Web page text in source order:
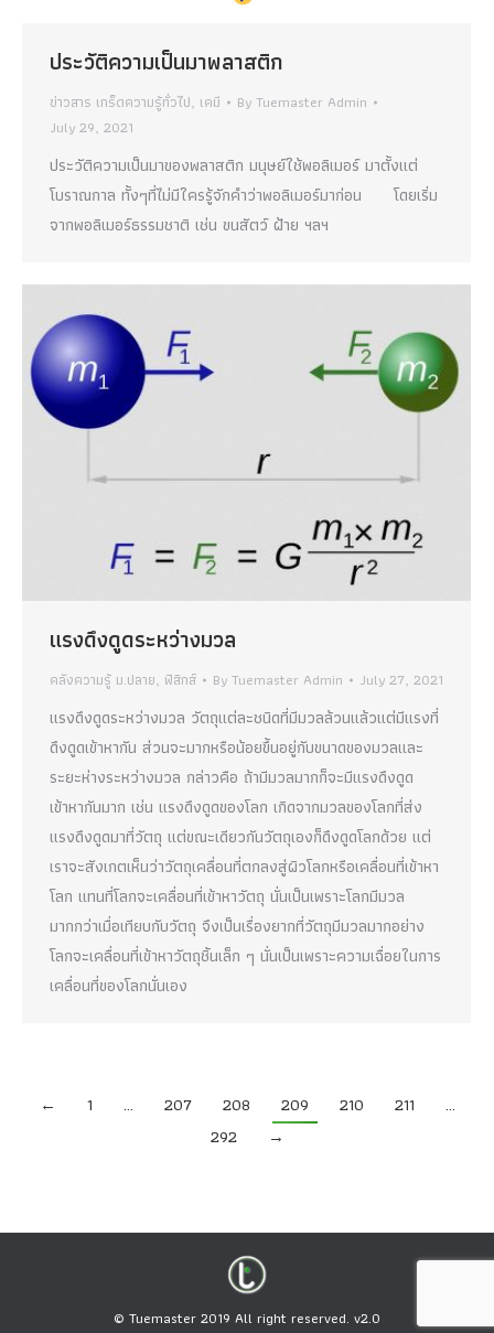
ประวัติความเป็นมาพลาสติก
ข่าวสาร เกร็ดความรู้ทั่วไป, เคมี ByTuemaster Admin
July 29, 2021
ประวัติความเป็นมาของพลาสติก มนุษย์ใช้พอลิเมอร์ มาตั้งแต่
โบราณกาล ทั้งๆที่ไม่มีใครรู้จักคำว่าพอลิเมอร์มาก่อน โดยเริ่ม
จากพอลิเมอร์ธรรมชาติ เช่น ขนสัตว์ ฝ้าย ฯลฯ
แรงดึงดูดระหว่างมวล
คลังความรู้ ม.ปลาย, ฟิสิกส์ ByTuemaster Admin July 27, 2021
แรงดึงดูดระหว่างมวล วัตถุแต่ละชนิดที่มีมวลล้วนแล้วแต่มีแรงที่
ดึงดูดเข้าหากัน ส่วนจะมากหรือน้อยขึ้นอยู่กับขนาดของมวลและ
ระยะห่างระหว่างมวล กล่าวคือ ถ้ามีมวลมากก็จะมีแรงดึงดูด
เข้าหากันมาก เช่น แรงดึงดูดของโลก เกิดจากมวลของโลกที่ส่ง
แรงดึงดูดมาที่วัตถุ แต่ขณะเดียวกันวัตถุเองก็ดึงดูดโลกด้วย แต่
เราจะสังเกตเห็นว่าวัตถุเคลื่อนที่ตกลงสู่ผิวโลกหรือเคลื่อนที่เข้าหา
โลก แทนที่โลกจะเคลื่อนที่เข้าหาวัตถุ นั่นเป็นเพราะโลกมีมวล
มากกว่าเมื่อเทียบกับวัตถุ จึงเป็นเรื่องยากที่วัตถุมีมวลมากอย่าง
โลกจะเคลื่อนที่เข้าหาวัตถุชิ้นเล็ก ๆ นั่นเป็นเพราะความเฉื่อยในการ
เคลื่อนที่ของโลกนั่นเอง
← 1 … 207 208 209 210 211
…
292
→
© Tuemaster 2019 All right reserved. v2.0